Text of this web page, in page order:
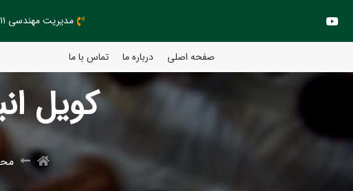
مدیریت مهندسی ۰۹۱۹۹۵۶۳۹۱۱
صفحه اصلی درباره ما تماس با ما
کویل